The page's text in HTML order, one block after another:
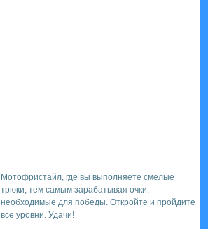
Мотофристайл, где вы выполняете смелые
трюки, тем самым зарабатывая очки,
необходимые для победы. Откройте и пройдите
все уровни. Удачи!